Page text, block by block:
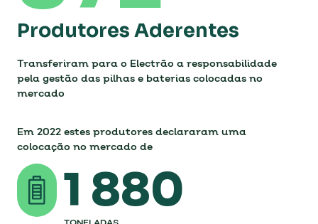
Produtores Aderentes
Transferiram para o Electrão a responsabilidade
pela gestão das pilhas e baterias colocadas no
mercado
Em 2022 estes produtores declararam uma
colocação no mercado de
1 880
MILHARES DE UNIDADES COLOCADAS NO
MERCADO
G PER CAPITA COLOCADO NO MERCADO
MERCADO